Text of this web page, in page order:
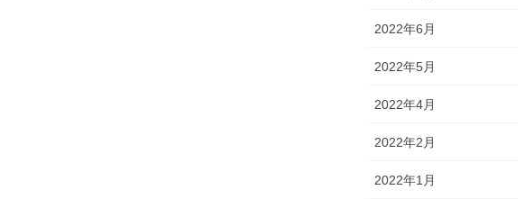
2022年6月
2022年5月
2022年4月
2022年2月
2022年1月